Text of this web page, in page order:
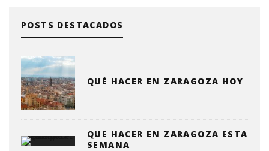
POSTS DESTACADOS
QUÉ HACER EN ZARAGOZA HOY
QUE HACER EN ZARAGOZA ESTA
SEMANA